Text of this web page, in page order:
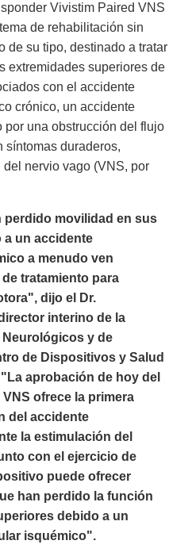
Vivistim Paired VNS
de rehabilitación sin
de su tipo, destinado a tratar
extremidades superiores de
con el accidente
crónico, un accidente
por una obstrucción del flujo
síntomas duraderos,
nervio vago (VNS, por
movilidad en sus
a un accidente
a menudo ven
tratamiento para
dijo el Dr.
interino de la
y de
de Dispositivos y Salud
aprobación de hoy del
ofrece la primera
del accidente
la estimulación del
con el ejercicio de
puede ofrecer
han perdido la función
debido a un
isquémico".